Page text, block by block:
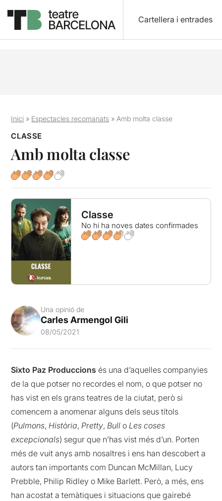
Cartellera i entrades
Inici » Espectacles recomanats » Amb molta classe
CLASSE
Amb molta classe
Classe
No hi ha noves dates confirmades
Una opinió de
Carles Armengol Gili
08/05/2021
Sixto Paz Produccions és una d’aquelles companyies
de la que potser no recordes el nom, o que potser no
has vist en els grans teatres de la ciutat, però si
comencem a anomenar alguns dels seus títols
(Pulmons, Història, Pretty, Bull o Les coses
excepcionals) segur que n’has vist més d’un. Porten
més de vuit anys amb nosaltres i ens han descobert a
autors tan importants com Duncan McMillan, Lucy
Prebble, Philip Ridley o Mike Barlett. Però, a més, ens
han acostat a temàtiques i situacions que gairebé